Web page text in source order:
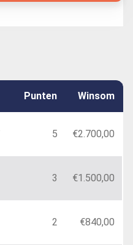
Punten Winsom
5 €2.700,00
3 €1.500,00
2 €840,00